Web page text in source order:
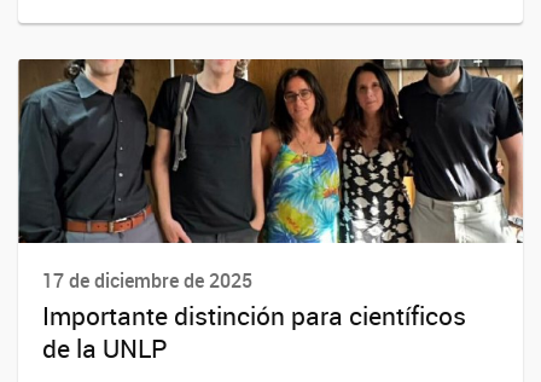
17 de diciembre de 2025
Importante distinción para científicos
de la UNLP